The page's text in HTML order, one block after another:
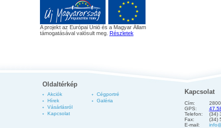
A projekt az Európai Unió és a Magyar Állam
támogatásával valósult meg. Részletek
Oldaltérkép
Akciók
Hírek
Vásárlásról
Kapcsolat
Cégportré
Galéria
Kapcsolat
Cím:
GPS:
Telefon:
(34)
Fax:
(34)
E-mail: